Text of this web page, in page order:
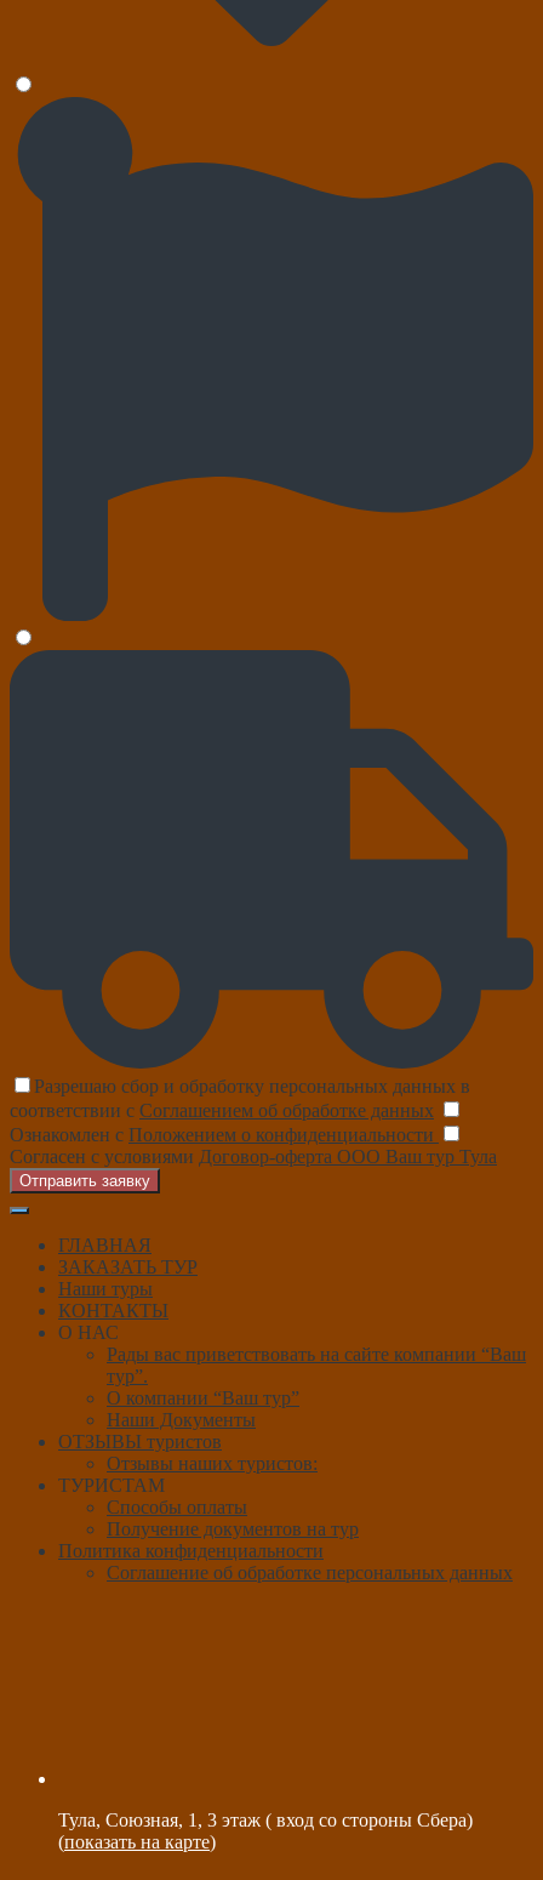
Разрешаю сбор и обработку персональных данных в
соответствии с Соглашением об обработке данных
Ознакомлен с Положением о конфиденциальности
Согласен с условиями Договор-оферта ООО Ваш тур Тула
Отправить заявку
ГЛАВНАЯ
ЗАКАЗАТЬ ТУР
Наши туры
КОНТАКТЫ
О НАС
Рады вас приветствовать на сайте компании “Ваш
тур”.
О компании “Ваш тур”
Наши Документы
ОТЗЫВЫ туристов
Отзывы наших туристов:
ТУРИСТАМ
Способы оплаты
Получение документов на тур
Политика конфиденциальности
Соглашение об обработке персональных данных
Тула, Союзная, 1, 3 этаж ( вход со стороны Сбера)
(показать на карте)